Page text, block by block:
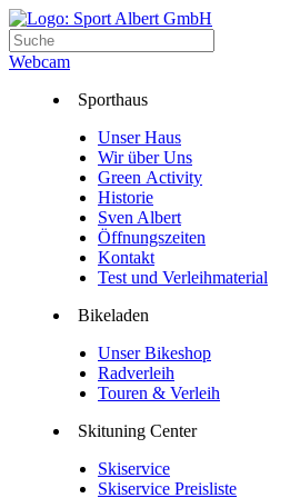
Webcam
Sporthaus
Unser Haus
Wir über Uns
Green Activity
Historie
Sven Albert
Öffnungszeiten
Kontakt
Test und Verleihmaterial
Bikeladen
Unser Bikeshop
Radverleih
Touren & Verleih
Skituning Center
Skiservice
Skiservice Preisliste